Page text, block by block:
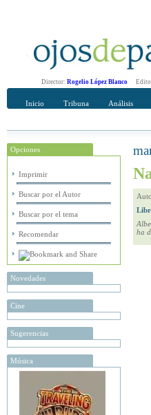
Director: Rogelio López Blanco
Inicio Tribuna Análisis
Opciones
Imprimir
Buscar por el Autor
Buscar por el tema
Recomendar
Novedades
Cine
Sugerencias
Música
ha